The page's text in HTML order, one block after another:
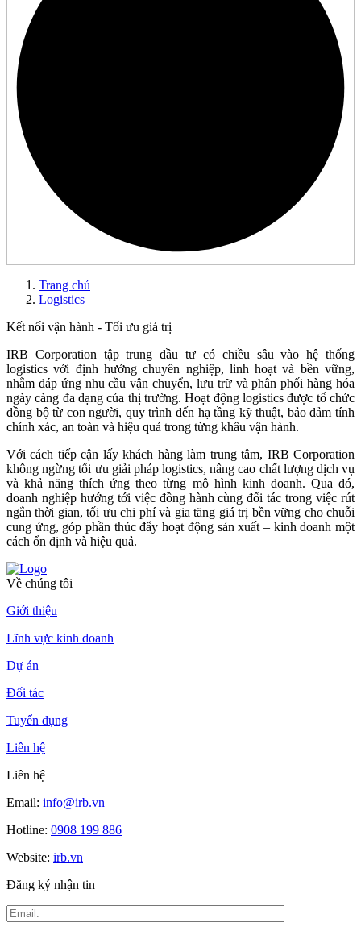
Trang chủ
Logistics
Kết nối vận hành - Tối ưu giá trị
IRB Corporation tập trung đầu tư có chiều sâu vào hệ thống
logistics với định hướng chuyên nghiệp, linh hoạt và bền vững,
nhằm đáp ứng nhu cầu vận chuyển, lưu trữ và phân phối hàng hóa
ngày càng đa dạng của thị trường. Hoạt động logistics được tổ chức
đồng bộ từ con người, quy trình đến hạ tầng kỹ thuật, bảo đảm tính
chính xác, an toàn và hiệu quả trong từng khâu vận hành.
Với cách tiếp cận lấy khách hàng làm trung tâm, IRB Corporation
không ngừng tối ưu giải pháp logistics, nâng cao chất lượng dịch vụ
và khả năng thích ứng theo từng mô hình kinh doanh. Qua đó,
doanh nghiệp hướng tới việc đồng hành cùng đối tác trong việc rút
ngắn thời gian, tối ưu chi phí và gia tăng giá trị bền vững cho chuỗi
cung ứng, góp phần thúc đẩy hoạt động sản xuất – kinh doanh một
cách ổn định và hiệu quả.
Về chúng tôi
Giới thiệu
Lĩnh vực kinh doanh
Dự án
Đối tác
Tuyển dụng
Liên hệ
Liên hệ
Email: info@irb.vn
Hotline: 0908 199 886
Website: irb.vn
Đăng ký nhận tin